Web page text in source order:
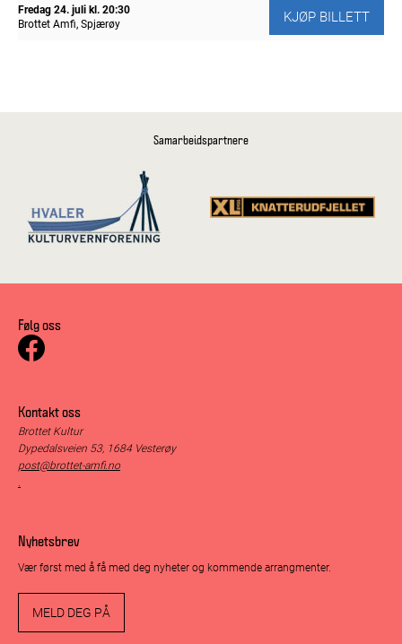
Fredag 24. julikl. 20:30
Brottet Amfi, Spjærøy
KJØP BILLETT
Samarbeidspartnere
Følg oss
Kontakt oss
Brottet Kultur
Dypedalsveien 53, 1684 Vesterøy
post@brottet-amfi.no
Nyhetsbrev
Vær først med å få med deg nyheter og kommende arrangmenter.
MELD DEG PÅ